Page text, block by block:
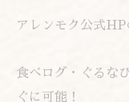
アレンモク公式HP
食べログ・ぐるな
ぐに可能！